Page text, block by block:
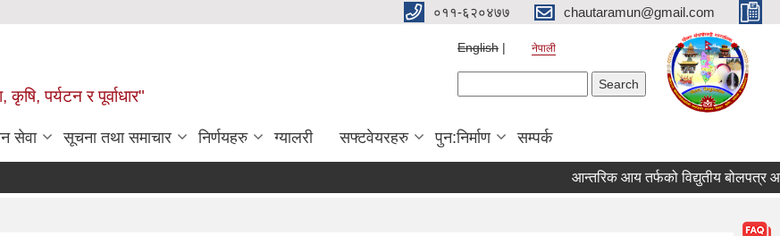
०११-६२०४७७ chautaramun@gmail.com
कृषि, पर्यटन र पूर्वाधार"
English नेपाली
सेवा सूचना तथा समाचार निर्णयहरु ग्यालरी सफ्टवेयरहरु पुन:निर्माण सम्पर्क
आन्तरिक आय तर्फको विद्युतीय बोलपत्र